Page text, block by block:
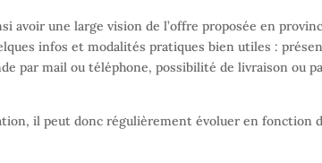
avoir une large vision de l’offre proposée en
infos et modalités pratiques bien utiles :
par mail ou téléphone, possibilité de livraison ou
il peut donc régulièrement évoluer en fonction